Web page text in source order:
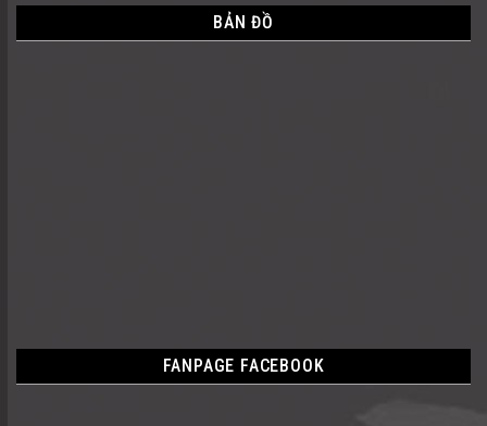
BẢN ĐỒ
FANPAGE FACEBOOK